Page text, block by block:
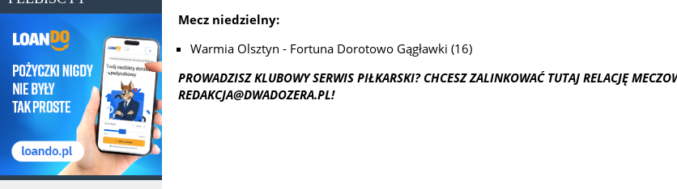
Mecz niedzielny:
Warmia Olsztyn - Fortuna Dorotowo Gągławki (16)
PROWADZISZKLUBOWYSERWIS PIŁKARSKI? CHCESZ ZALINKOWAĆ TUTAJ RELACJĘ
REDAKCJA@DWADOZERA.PL!